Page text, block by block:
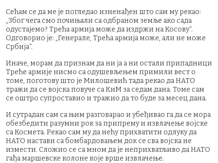
Сећам се да ме је погледао изненађен што сам му рекао:
„Због чега смо почињали са одбраном земље ако сада
одустајемо? Трећа армија може да издржи на Косову“.
Одговорио је: „Генерале, Трећа армија може, али не може
Србија“.
Иначе, морам да признам да ни ја а ни остали припадници
Треће армије нисмо са одушевљењем примили вест о
томе, поготову што је Милошевић тада рекао да НАТО
тражи да се војска повуче са КиМ за седам дана. Томе сам
се оштро супроставио и тражио да то буде за месец дана.
И сутрадан сам са њим разговарао и убеђивао га да се мора
обезбедити разумни рок за припрему и извлачење војске
са Космета. Рекао сам му да нећу прихватити одлуку да
НАТО настави са бомбардовањем док се сва војска не
измести. Сложио се са мном да је неприхватљиво да НАТО
гађа маршевске колоне које врше извлачење.